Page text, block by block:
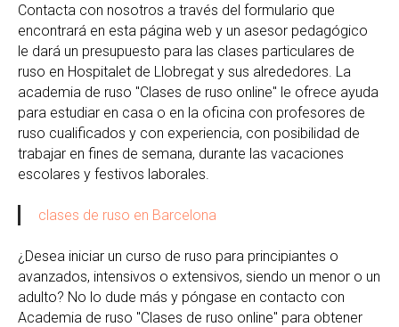
Contacta con nosotros a través del formulario que
encontrará en esta página web y un asesor pedagógico
le dará un presupuesto para las clases particulares de
ruso en Hospitalet de Llobregat y sus alrededores. La
academia de ruso "Clases de ruso online" le ofrece ayuda
para estudiar en casa o en la oficina con profesores de
ruso cualificados y con experiencia, con posibilidad de
trabajar en fines de semana, durante las vacaciones
escolares y festivos laborales.
clases de ruso en Barcelona
¿Desea iniciar un curso de ruso para principiantes o
avanzados, intensivos o extensivos, siendo un menor o un
adulto? No lo dude más y póngase en contacto con
Academia de ruso "Clases de ruso online" para obtener